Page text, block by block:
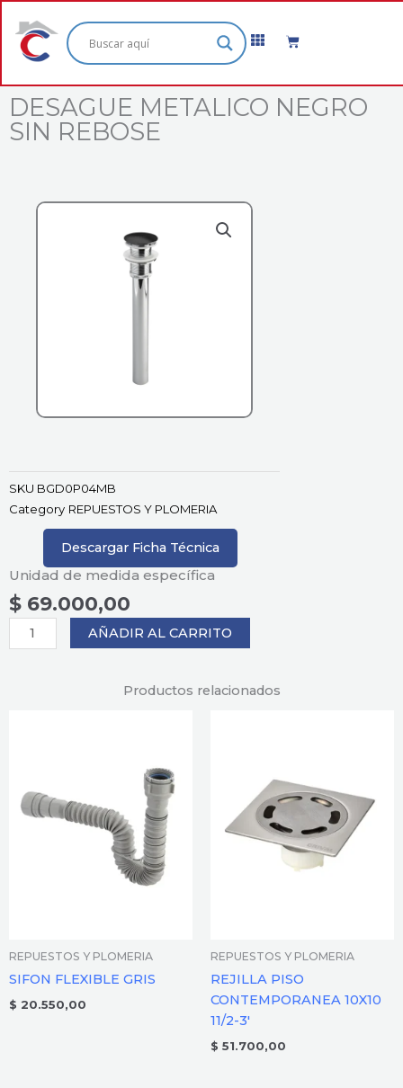
contenido
Cart
DESAGUE METALICO NEGRO
SIN REBOSE
SKU BGD0P04MB
Category REPUESTOS Y PLOMERIA
Descargar Ficha Técnica
Unidad de medida específica
$ 69.000,00
DESAGUE
METALICO
AÑADIR AL CARRITO
Productos relacionados
REPUESTOS Y PLOMERIA
SIFON FLEXIBLE GRIS
$ 20.550,00
REPUESTOS Y PLOMERIA
REJILLA PISO
CONTEMPORANEA 10X10
11/2-3′
$ 51.700,00